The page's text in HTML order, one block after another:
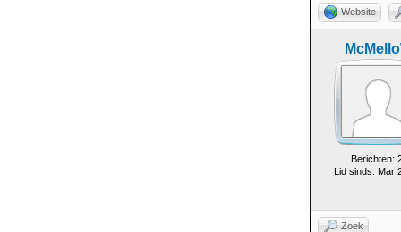
Website
Berichten:
Lid sinds: Mar
Zoek